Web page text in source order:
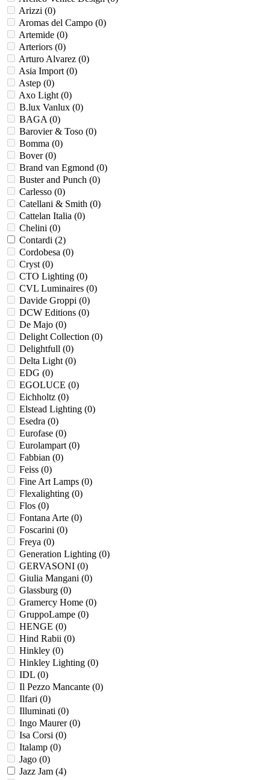
Arizzi (0)
Aromas del Campo (0)
Artemide (0)
Arteriors (0)
Arturo Alvarez (0)
Asia Import (0)
Astep (0)
Axo Light (0)
B.lux Vanlux (0)
BAGA (0)
Barovier & Toso (0)
Bomma (0)
Bover (0)
Brand van Egmond (0)
Buster and Punch (0)
Carlesso (0)
Catellani & Smith (0)
Cattelan Italia (0)
Chelini (0)
Contardi (2)
Cordobesa (0)
Cryst (0)
CTO Lighting (0)
CVL Luminaires (0)
Davide Groppi (0)
DCW Editions (0)
De Majo (0)
Delight Collection (0)
Delightfull (0)
Delta Light (0)
EDG (0)
EGOLUCE (0)
Eichholtz (0)
Elstead Lighting (0)
Esedra (0)
Eurofase (0)
Eurolampart (0)
Fabbian (0)
Feiss (0)
Fine Art Lamps (0)
Flexalighting (0)
Flos (0)
Fontana Arte (0)
Foscarini (0)
Freya (0)
Generation Lighting (0)
GERVASONI (0)
Giulia Mangani (0)
Glassburg (0)
Gramercy Home (0)
GruppoLampe (0)
HENGE (0)
Hind Rabii (0)
Hinkley (0)
Hinkley Lighting (0)
IDL (0)
Il Pezzo Mancante (0)
Ilfari (0)
Illuminati (0)
Ingo Maurer (0)
Isa Corsi (0)
Italamp (0)
Jago (0)
Jazz Jam (4)